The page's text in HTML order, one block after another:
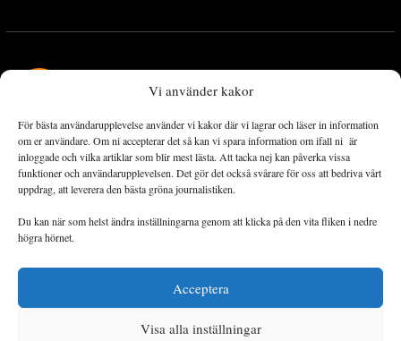
Vi använder kakor
För bästa användarupplevelse använder vi kakor där vi lagrar och läser in information
om er användare. Om ni accepterar det så kan vi spara information om ifall ni är
inloggade och vilka artiklar som blir mest lästa. Att tacka nej kan påverka vissa
funktioner och användarupplevelsen. Det gör det också svårare för oss att bedriva vårt
uppdrag, att leverera den bästa gröna journalistiken.
Du kan när som helst ändra inställningarna genom att klicka på den vita fliken i nedre
högra hörnet.
Acceptera
Visa alla inställningar
Landets Fria Tidning är en nyhetstidning med bred bevakning av
det viktigaste som händer lokalt och globalt och med fokus på
omställningsrörelsen. En omställning till ett hållbart samhälle går
både via starka och lika rättigheter för alla människor, minskade
ekonomiska och sociala klyftor, samt utrymme för allt levande att
utvecklas och frodas.